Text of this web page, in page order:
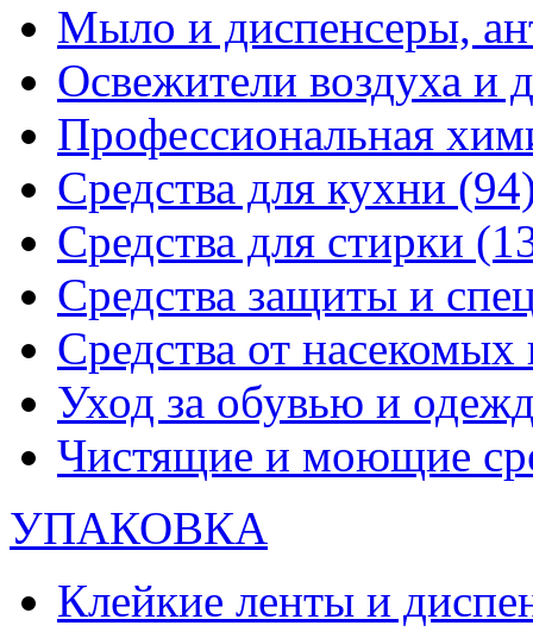
Мыло и диспенсеры,
Освежители воздуха и
Профессиональная
Средства для кухни
Средства для стирки
Средства защиты и
Средства от
Уход за обувью и
Чистящие и моющие
УПАКОВКА
Клейкие ленты и